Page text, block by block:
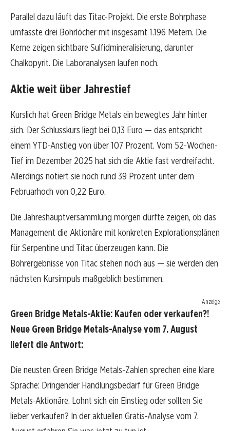
Parallel dazu läuft das Titac-Projekt. Die erste Bohrphase
umfasste drei Bohrlöcher mit insgesamt 1.196 Metern. Die
Kerne zeigen sichtbare Sulfidmineralisierung, darunter
Chalkopyrit. Die Laboranalysen laufen noch.
Aktie weit über Jahrestief
Kurslich hat Green Bridge Metals ein bewegtes Jahr hinter
sich. Der Schlusskurs liegt bei 0,13 Euro — das entspricht
einem YTD-Anstieg von über 107 Prozent. Vom 52-Wochen-
Tief im Dezember 2025 hat sich die Aktie fast verdreifacht.
Allerdings notiert sie noch rund 39 Prozent unter dem
Februarhoch von 0,22 Euro.
Die Jahreshauptversammlung morgen dürfte zeigen, ob das
Management die Aktionäre mit konkreten Explorationsplänen
für Serpentine und Titac überzeugen kann. Die
Bohrergebnisse von Titac stehen noch aus — sie werden den
nächsten Kursimpuls maßgeblich bestimmen.
Anzeige
Green Bridge Metals-Aktie: Kaufen oder verkaufen?!
Neue Green Bridge Metals-Analyse vom 7. August
liefert die Antwort:
Die neusten Green Bridge Metals-Zahlen sprechen eine klare
Sprache: Dringender Handlungsbedarf für Green Bridge
Metals-Aktionäre. Lohnt sich ein Einstieg oder sollten Sie
lieber verkaufen? In der aktuellen Gratis-Analyse vom 7.